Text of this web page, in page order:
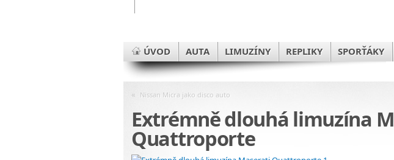
ÚVOD AUTA LIMUZÍNY REPLIKY SPORŤÁKY
« Nissan Micra jako disco auto
Extrémně dlouhá limuzína
Quattroporte